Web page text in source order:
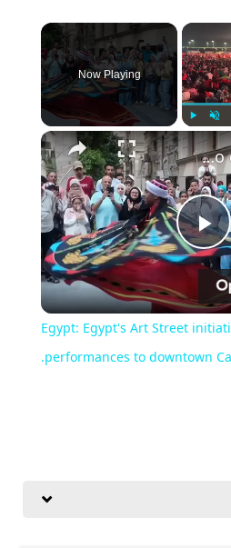
Play
Now Playing
Play
Video
Egypt: Egypt's Art Street initiative brings live performances to downtown Cairo.
Egypt: Egypt's Art Street
performances to downtown